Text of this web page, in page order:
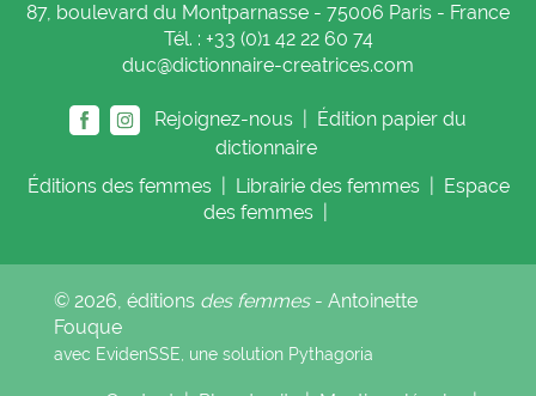
87, boulevard du Montparnasse - 75006 Paris - France
Tél. : +33 (0)1 42 22 60 74
duc@dictionnaire-creatrices.com
Rejoignez-nous |
Édition papier du
dictionnaire
Éditions des femmes Librairie des femmes
Espace
des femmes
© 2026, éditions des femmes- Antoinette
Fouque
avec EvidenSSE, une solution Pythagoria